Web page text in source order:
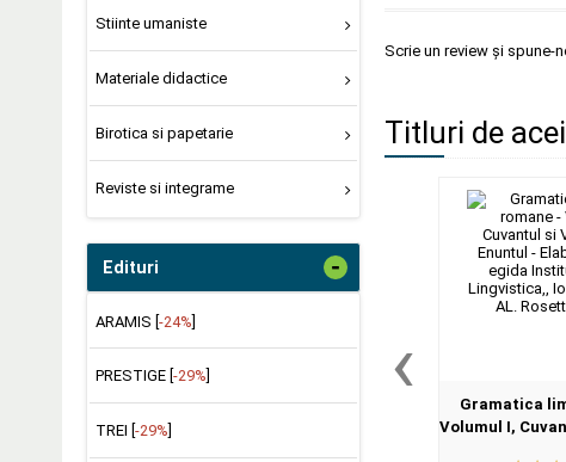
Stiinte umaniste
Materiale didactice
Birotica si papetarie
Reviste si integrame
Edituri -
ARAMIS [-24%]
PRESTIGE [ -29%
TREI [ -29%
Scrie un review și spune-
Titluri de
‹
Gramatica
Volumul I,